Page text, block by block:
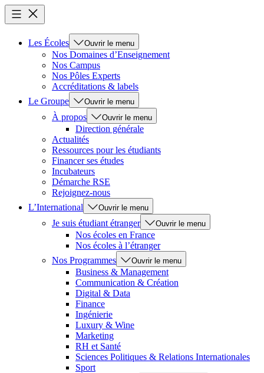
Les Écoles Ouvrir le menu
Nos Domaines d’Enseignement
Nos Campus
Nos Pôles Experts
Accréditations & labels
Le Groupe
Ouvrir le menu
À propos Ouvrir le menu
Direction générale
Actualités
Ressources pour les étudiants
Financer ses études
Incubateurs
Démarche RSE
Rejoignez-nous
L’International
Ouvrir le menu
Je suis étudiant étranger Ouvrir le menu
Nos écoles en France
Nos écoles à l’étranger
Nos Programmes
Ouvrir le menu
Business & Management
Communication & Création
Digital & Data
Finance
Ingénierie
Luxury & Wine
Marketing
RH et Santé
Sciences Politiques & Relations Internationales
Sport